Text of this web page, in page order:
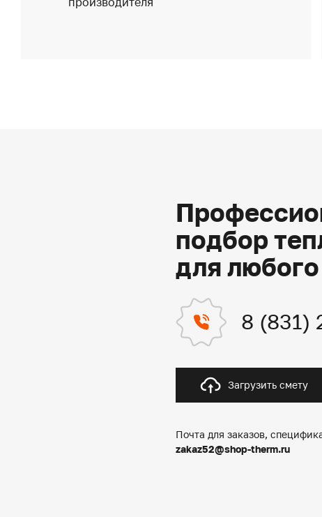
подбор
для
8 (831)
Загрузить смету
Почта для заказов,
zakaz52@shop-therm.ru